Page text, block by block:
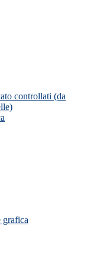
controllati (da
grafica